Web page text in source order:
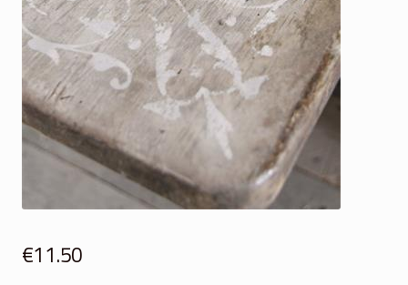
€11.50